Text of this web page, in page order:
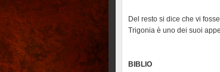
Del resto si dice che vi
Trigonia è uno dei suoi
BIBLIO